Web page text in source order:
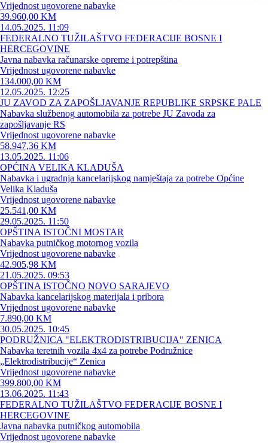
Vrijednost ugovorene nabavke
39.960,00 KM
14.05.2025. 11:09
FEDERALNO TUŽILAŠTVO FEDERACIJE BOSNE I
HERCEGOVINE
Javna nabavka računarske opreme i potrepština
Vrijednost ugovorene nabavke
134.000,00 KM
12.05.2025. 12:25
JU ZAVOD ZA ZAPOŠLJAVANJE REPUBLIKE SRPSKE PALE
Nabavka službenog automobila za potrebe JU Zavoda za
zapošljavanje RS
Vrijednost ugovorene nabavke
58.947,36 KM
13.05.2025. 11:06
OPĆINA VELIKA KLADUŠA
Nabavka i ugradnja kancelarijskog namještaja za potrebe Općine
Velika Kladuša
Vrijednost ugovorene nabavke
25.541,00 KM
29.05.2025. 11:50
OPŠTINA ISTOČNI MOSTAR
Nabavka putničkog motornog vozila
Vrijednost ugovorene nabavke
42.905,98 KM
21.05.2025. 09:53
OPŠTINA ISTOČNO NOVO SARAJEVO
Nabavka kancelarijskog materijala i pribora
Vrijednost ugovorene nabavke
7.890,00 KM
30.05.2025. 10:45
PODRUŽNICA "ELEKTRODISTRIBUCIJA" ZENICA
Nabavka teretnih vozila 4x4 za potrebe Podružnice
„Elektrodistribucije“ Zenica
Vrijednost ugovorene nabavke
399.800,00 KM
13.06.2025. 11:43
FEDERALNO TUŽILAŠTVO FEDERACIJE BOSNE I
HERCEGOVINE
Javna nabavka putničkog automobila
Vrijednost ugovorene nabavke